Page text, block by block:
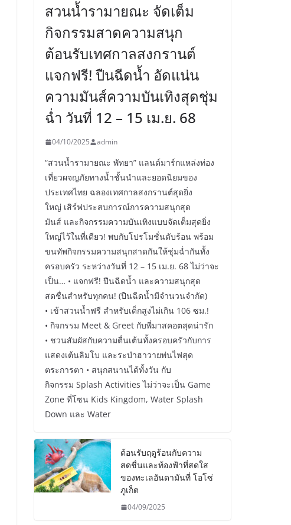
สวนน้ำรามายณะ จัดเต็ม
กิจกรรมสาดความสนุก
ต้อนรับเทศกาลสงกรานต์
แจกฟรี! ปืนฉีดน้ำ อัดแน่น
ความมันส์ความบันเทิงสุดชุ่ม
ฉ่ำ วันที่ 12 – 15 เม.ย. 68
04/10/2025 admin
“สวนน้ำรามายณะ พัทยา” แลนด์มาร์กแหล่งท่อง
เที่ยวผจญภัยทางน้ำชั้นนำและยอดนิยมของ
ประเทศไทย ฉลองเทศกาลสงกรานต์สุดยิ่ง
ใหญ่ เสิร์ฟประสบการณ์การความสนุกสุด
มันส์ และกิจกรรมความบันเทิงแบบจัดเต็มสุดยิ่ง
ใหญ่ไว้ในที่เดียว! พบกับโปรโมชั่นดับร้อน พร้อม
ขนทัพกิจกรรมความสนุกสาดกันให้ชุ่มฉ่ำกันทั้ง
ครอบครัว ระหว่างวันที่ 12 – 15 เม.ย. 68 ไม่ว่าจะ
เป็น… • แจกฟรี! ปืนฉีดน้ำ และความสนุกสุด
สดชื่นสำหรับทุกคน! (ปืนฉีดน้ำมีจำนวนจำกัด)
• เข้าสวนน้ำฟรี สำหรับเด็กสูงไม่เกิน 106 ซม.!
• กิจกรรม Meet & Greet กับพี่มาสคอตสุดน่ารัก
• ชวนสัมผัสกับความตื่นเต้นทั้งครอบครัวกับการ
แสดงเต้นลิมโบ และระบำฮาวายพ่นไฟสุด
ตระการตา • สนุกสนานได้ทั้งวัน กับ
กิจกรรม Splash Activities ไม่ว่าจะเป็น Game
Zone ที่โซน Kids Kingdom, Water Splash
Down และ Water
ต้อนรับฤดูร้อนกับความ
สดชื่นและท้องฟ้าที่สดใส
ของทะเลอันดามันที่ โอโซ่
ภูเก็ต
04/09/2025